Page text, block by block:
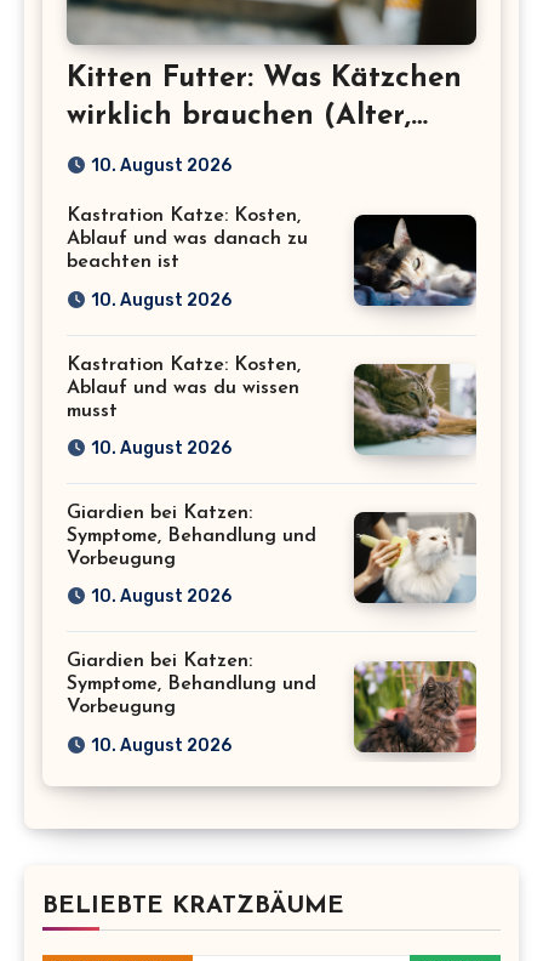
Kitten Futter: Was Kätzchen
wirklich brauchen (Alter,
Menge, Inhaltsstoffe)
10. August 2026
Kastration Katze: Kosten,
Ablauf und was danach zu
beachten ist
10. August 2026
Kastration Katze: Kosten,
Ablauf und was du wissen
musst
10. August 2026
Giardien bei Katzen:
Symptome, Behandlung und
Vorbeugung
10. August 2026
Giardien bei Katzen:
Symptome, Behandlung und
Vorbeugung
10. August 2026
BELIEBTE KRATZBÄUME